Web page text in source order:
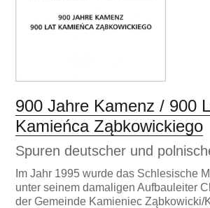
900 Jahre Kamenz / 900
Kamieńca Ząbkowickiego
Spuren deutscher und
Im Jahr 1995 wurde das Schlesische
unter seinem damaligen Aufbauleiter
der Gemeinde Kamieniec Ząbkowicki/